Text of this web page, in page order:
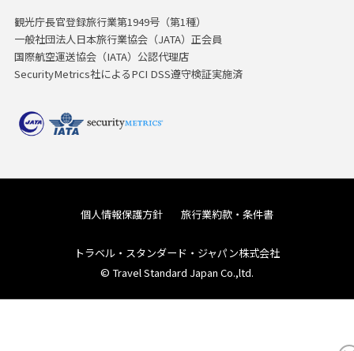
観光庁長官登録旅行業第1949号（第1種）
一般社団法人日本旅行業協会（JATA）正会員
国際航空運送協会（IATA）公認代理店
SecurityMetrics社によるPCI DSS遵守検証実施済
個人情報保護方針 旅行業約款・条件書
トラベル・スタンダード・ジャパン株式会社
© Travel Standard Japan Co.,ltd.